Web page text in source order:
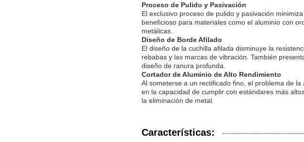
Proceso de Pulido y Pasivación
El exclusivo proceso de pulido y pasivación
beneficioso para materiales como el aluminio con
metálicas.
Diseño de Borde Afilado
El diseño de la cuchilla afilada disminuye la
rebabas y las marcas de vibración. También
diseño de ranura profunda.
Cortador de Aluminio de Alto Rendimiento
Al someterse a un rectificado fino, el problema de
en la capacidad de cumplir con estándares más
la eliminación de metal.
Características: